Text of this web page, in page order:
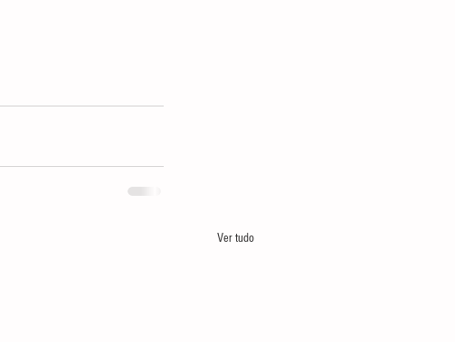
Ver tudo